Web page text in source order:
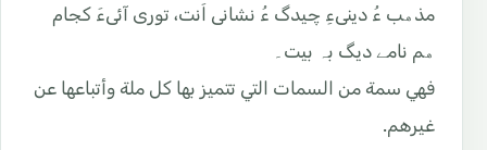
مذھب ءُ دینیءِ چیدگ ءُ نشانی اَنت، توری آئیءَ کجام
ھم نامے دیگ بہ بیت۔
فهي سمة من السمات التي تتميز بها كل ملة وأتباعها عن
غيرهم.